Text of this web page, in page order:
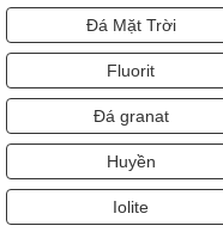
Đá Mặt Trời
Fluorit
Đá granat
Huyền
Iolite